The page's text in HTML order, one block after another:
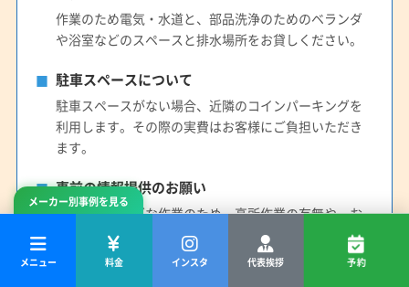
メーカー別事例を見る
メニュー 料金 インスタ 代表挨拶 予約
作業のため電気・水道と、部品洗浄のためのベランダ
や浴室などのスペースと排水場所をお貸しください。
駐車スペースについて
駐車スペースがない場合、近隣のコインパーキングを
利用します。その際の実費はお客様にご負担いただき
ます。
事前の情報提供のお願い
安全・スムーズな作業のため、高所作業の有無や、お
掃除機能付きエアコンの型番などを事前にご質問をさ
せていただきます。